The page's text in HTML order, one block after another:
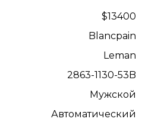
$13400
Blancpain
Leman
2863-1130-53B
Мужской
Автоматический